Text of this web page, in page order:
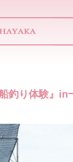
釣り体験』in